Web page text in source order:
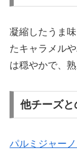
凝縮したうま
たキャラメル
は穏やかで、
他チーズと
パルミジャー